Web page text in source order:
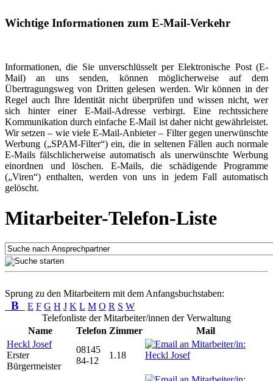
Wichtige Informationen zum E-Mail-Verkehr
Informationen, die Sie unverschlüsselt per Elektronische Post (E-
Mail) an uns senden, können möglicherweise auf dem
Übertragungsweg von Dritten gelesen werden. Wir können in der
Regel auch Ihre Identität nicht überprüfen und wissen nicht, wer
sich hinter einer E-Mail-Adresse verbirgt. Eine rechtssichere
Kommunikation durch einfache E-Mail ist daher nicht gewährleistet.
Wir setzen – wie viele E-Mail-Anbieter – Filter gegen unerwünschte
Werbung („SPAM-Filter“) ein, die in seltenen Fällen auch normale
E-Mails fälschlicherweise automatisch als unerwünschte Werbung
einordnen und löschen. E-Mails, die schädigende Programme
(„Viren“) enthalten, werden von uns in jedem Fall automatisch
gelöscht.
Mitarbeiter-Telefon-Liste
Sprung zu den Mitarbeitern mit dem Anfangsbuchstaben:
B E F G H J K L M O R S W
Telefonliste der Mitarbeiter/innen der Verwaltung
Name
Telefon Zimmer
Mail
Heckl Josef
Erster
Bürgermeister
08145
84-12
1.18